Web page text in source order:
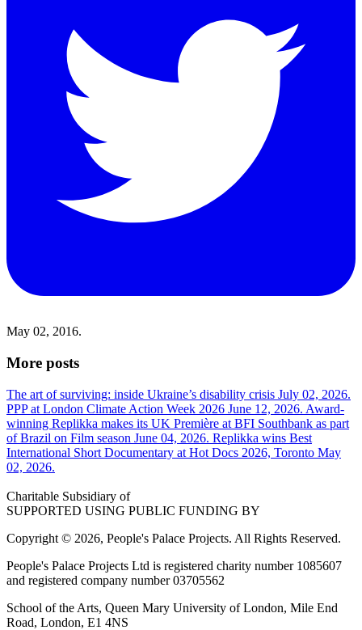
May 02, 2016.
More posts
The art of surviving: inside Ukraine’s disability crisis July 02, 2026.
PPP at London Climate Action Week 2026 June 12, 2026. Award-
winning Replikka makes its UK Première at BFI Southbank as part
of Brazil on Film season June 04, 2026. Replikka wins Best
International Short Documentary at Hot Docs 2026, Toronto May
02, 2026.
Charitable Subsidiary of
SUPPORTED USING PUBLIC FUNDING BY
Copyright © 2026, People's Palace Projects. All Rights Reserved.
People's Palace Projects Ltd is registered charity number 1085607
and registered company number 03705562
School of the Arts, Queen Mary University of London, Mile End
Road, London, E1 4NS